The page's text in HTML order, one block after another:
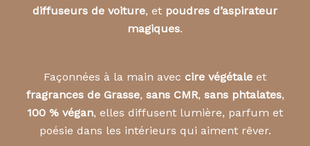
diffuseurs de voiture, et poudres d’aspirateur
magiques.
Façonnées à la main avec cire végétale et
fragrances de Grasse, sans CMR, sans phtalates,
100 % végan, elles diffusent lumière, parfum et
poésie dans les intérieurs qui aiment rêver.